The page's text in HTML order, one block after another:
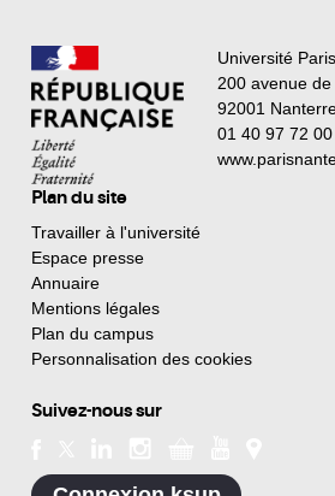
Université
200 avenue
92001
01 40 97 72 00
Plan du site
Travailler à l'université
Espace presse
Annuaire
Mentions légales
Plan du campus
Personnalisation des cookies
Suivez-nous sur